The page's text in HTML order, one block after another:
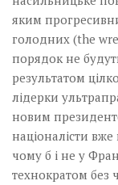
яким
голодних (the
порядок не
результатом
лідерки
новим
націоналісти вже
чому б і не у
технократом без